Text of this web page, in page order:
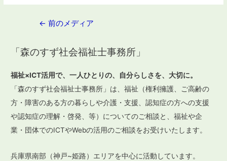
ナ
ビ
ゲ
ー
シ
ョ
ン
← 前のメディア
「森のすず社会福祉士事務所」
福祉×ICT活用で、一人ひとりの、自分らしさを、大切に。
「森のすず社会福祉士事務所」は、福祉（権利擁護、ご高齢の
方・障害のある方の暮らしや介護・支援、認知症の方への支援
や認知症の理解・啓発、等）についてのご相談と、福祉や企
業・団体でのICTやWebの活用のご相談をお受けいたします。
兵庫県南部（神戸~姫路）エリアを中心に活動しています。